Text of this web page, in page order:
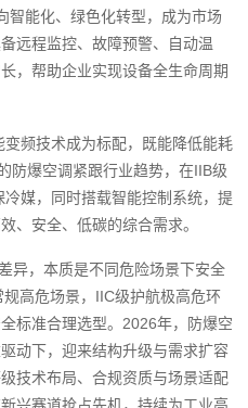
智能化、绿色化转型，成为市场
远程监控、故障预警、自动温
，帮助企业实现设备全生命周期
频技术成为标配，既能降低能耗
防爆空调紧跟行业趋势，在IIB级
媒，同时搭载智能控制系统，提
、安全、低碳的综合需求。
异，本质是不同危险场景下安全
高危场景，IIC级护航极高危环
标准合理选型。2026年，防爆空
动下，迎来结构升级与需求扩容
技术布局、合规资质与场景适配